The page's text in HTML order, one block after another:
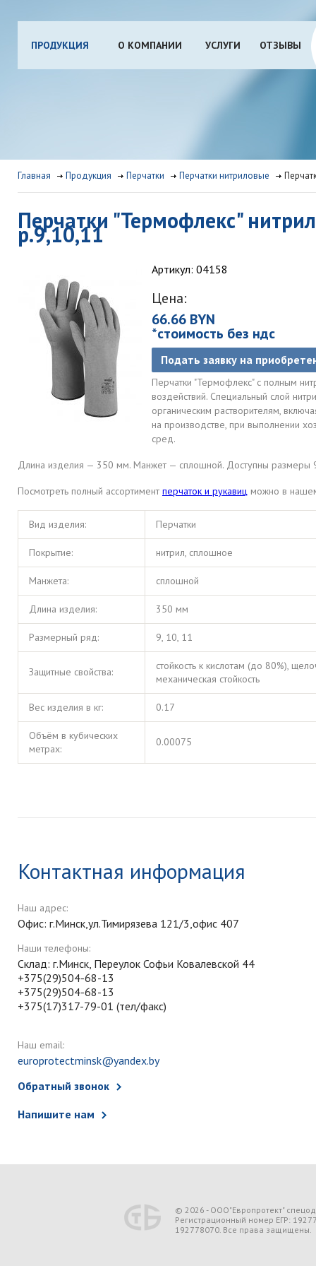
ПРОДУКЦИЯ О КОМПАНИИ УСЛУГИ ОТЗЫВЫ
Главная Продукция Перчатки Перчатки нитриловые
Перчатки "Термофлекс"
р.9,10,11
Артикул: 04158
Цена:
66.66 BYN
*стоимость без ндс
Подать заявку на
Перчатки "Термофлекс" с полным
воздействий. Специальный слой
органическим растворителям,
на производстве, при выполнении
сред.
Длина изделия — 350 мм. Манжет — сплошной. Доступны размеры
Посмотреть полный ассортимент перчаток и рукавиц можно в
Вид изделия: Перчатки
Покрытие: нитрил, сплошное
Манжета: сплошной
Длина изделия: 350 мм
Размерный ряд: 9, 10, 11
Защитные свойства:
стойкость к кислотам (до 80%),
механическая стойкость
Вес изделия в кг: 0.17
Объём в кубических
метрах:
0.00075
Контактная информация
Наш адрес:
Офис: г.Минск,ул.Тимирязева 121/3,офис 407
Наши телефоны:
Склад: г.Минск, Переулок Софьи Ковалевской 44
+375(29)504-68-13
+375(29)504-68-13
+375(17)317-79-01 (тел/факс)
Наш email:
europrotectminsk@yandex.by
Обратный звонок
Напишите нам
© 2026 - ООО"Европротект"
Регистрационный номер ЕГР:
192778070. Все права защищены.